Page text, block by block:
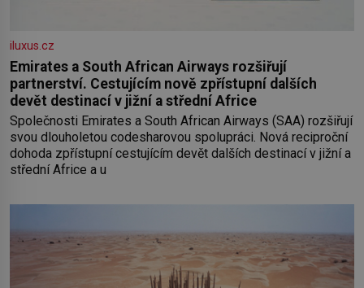
iluxus.cz
Emirates a South African Airways rozšiřují
partnerství. Cestujícím nově zpřístupní dalších
devět destinací v jižní a střední Africe
Společnosti Emirates a South African Airways (SAA) rozšiřují
svou dlouholetou codesharovou spolupráci. Nová reciproční
dohoda zpřístupní cestujícím devět dalších destinací v jižní a
střední Africe a u